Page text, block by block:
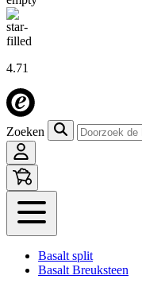
4.71
Zoeken
Basalt split
Basalt Breuksteen